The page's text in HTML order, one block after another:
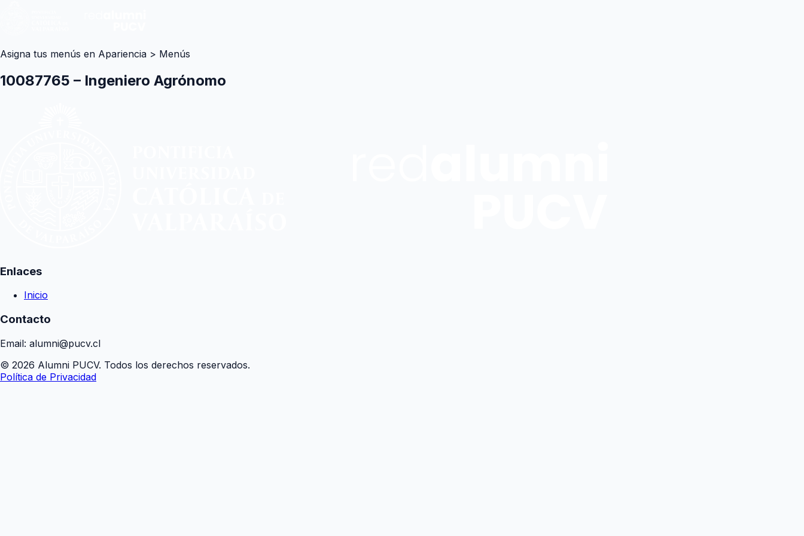
Asigna tus menús en Apariencia > Menús
10087765 – Ingeniero Agrónomo
Enlaces
Inicio
Contacto
Email: alumni@pucv.cl
© 2026 Alumni PUCV. Todos los derechos reservados.
Política de Privacidad